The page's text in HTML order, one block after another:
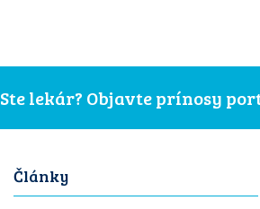
Ste lekár? Objavte prínosy
Články